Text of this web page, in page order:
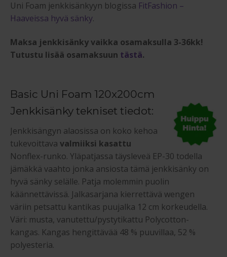
Uni Foam jenkkisänkyyn blogissa FitFashion –
Haaveissa hyvä sänky.
Maksa jenkkisänky vaikka osamaksulla 3-36kk!
Tutustu lisää osamaksuun tästä.
Basic Uni Foam 120x200cm
Jenkkisänky tekniset tiedot:
Jenkkisängyn alaosissa on koko kehoa
tukevoittava valmiiksi kasattu
Nonflex-runko. Yläpatjassa täysleveä EP-30 todella
jämäkkä vaahto jonka ansiosta tämä jenkkisänky on
hyvä sänky selälle. Patja molemmin puolin
käännettävissä. Jalkasarjana kierrettävä wengen
väriin petsattu kantikas puujalka 12 cm korkeudella.
Väri: musta, vanutettu/pystytikattu Polycotton-
kangas. Kangas hengittävää 48 % puuvillaa, 52 %
polyesteria.